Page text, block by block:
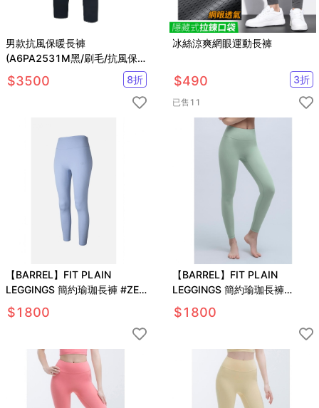
男款抗風保暖長褲
(A6PA2531M黑/刷毛/抗風保
暖/商務休閒)
$3500 8折
冰絲涼爽網眼運動長褲
$490 3折
已售 11
【BARREL】FIT PLAIN
LEGGINGS 簡約瑜珈長褲 #ZEN
BLUE
$1800
【BARREL】FIT PLAIN
LEGGINGS 簡約瑜珈長褲
#SMOKE GREEN
$1800